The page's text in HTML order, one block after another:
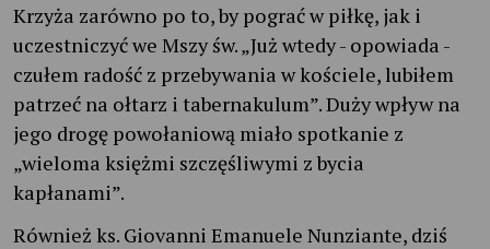
Krzyża zarówno po to, by pograć w piłkę, jak i
uczestniczyć we Mszy św. „Już wtedy - opowiada -
czułem radość z przebywania w kościele, lubiłem
patrzeć na ołtarz i tabernakulum”. Duży wpływ na
jego drogę powołaniową miało spotkanie z
„wieloma księżmi szczęśliwymi z bycia
kapłanami”.
Również ks. Giovanni Emanuele Nunziante, dziś